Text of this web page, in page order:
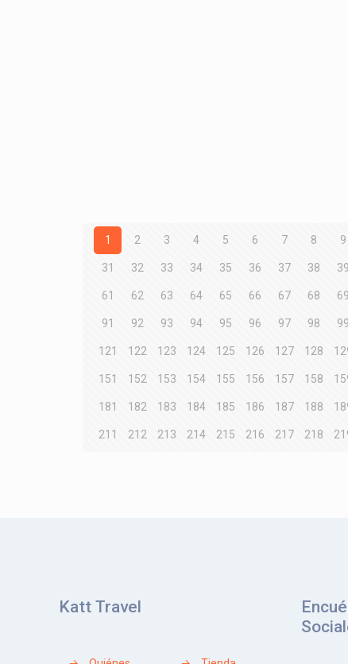
1 2 3 4 5 6 7 8 9
31 32 33 34 35 36 37 38 39
61 62 63 64 65 66 67 68 69
91 92 93 94 95 96 97 98 99
121 122 123 124 125 126 127 128
151 152 153 154 155 156 157 158
181 182 183 184 185 186 187 188
211 212 213 214 215 216 217 218
Katt Travel